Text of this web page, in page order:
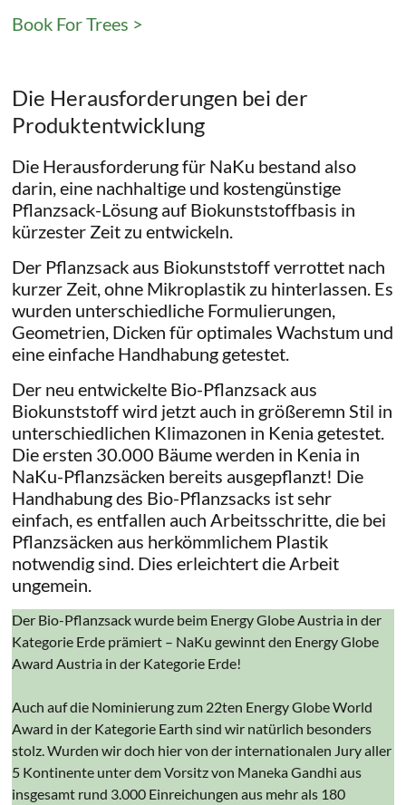
Book For Trees >
Die Herausforderungen bei der
Produktentwicklung
Die Herausforderung für NaKu bestand also
darin, eine nachhaltige und kostengünstige
Pflanzsack-Lösung auf Biokunststoffbasis in
kürzester Zeit zu entwickeln.
Der Pflanzsack aus Biokunststoff verrottet nach
kurzer Zeit, ohne Mikroplastik zu hinterlassen. Es
wurden unterschiedliche Formulierungen,
Geometrien, Dicken für optimales Wachstum und
eine einfache Handhabung getestet.
Der neu entwickelte Bio-Pflanzsack aus
Biokunststoff wird jetzt auch in größeremn Stil in
unterschiedlichen Klimazonen in Kenia getestet.
Die ersten 30.000 Bäume werden in Kenia in
NaKu-Pflanzsäcken bereits ausgepflanzt! Die
Handhabung des Bio-Pflanzsacks ist sehr
einfach, es entfallen auch Arbeitsschritte, die bei
Pflanzsäcken aus herkömmlichem Plastik
notwendig sind. Dies erleichtert die Arbeit
ungemein.
Der Bio-Pflanzsack wurde beim Energy Globe Austria in der
Kategorie Erde prämiert – NaKu gewinnt den Energy Globe
Award Austria in der Kategorie Erde!
Auch auf die Nominierung zum 22ten Energy Globe World
Award in der Kategorie Earth sind wir natürlich besonders
stolz. Wurden wir doch hier von der internationalen Jury aller
5 Kontinente unter dem Vorsitz von Maneka Gandhi aus
insgesamt rund 3.000 Einreichungen aus mehr als 180